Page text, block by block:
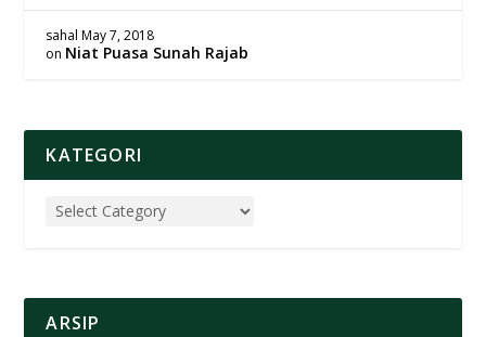
sahal May 7, 2018
on Niat Puasa Sunah Rajab
KATEGORI
ARSIP